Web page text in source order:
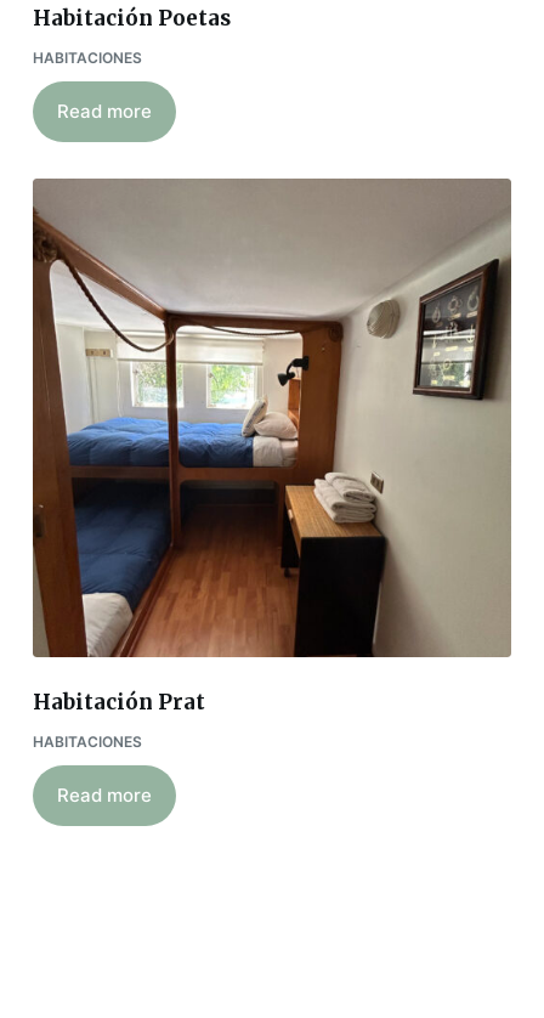
Habitación Poetas
HABITACIONES
Read more
Habitación Prat
HABITACIONES
Read more